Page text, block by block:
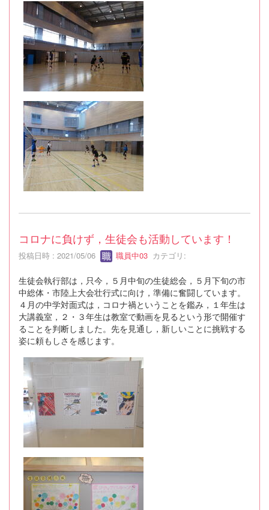
コロナに負けず，生徒会も活動しています！
投稿日時 : 2021/05/06 職員中03 カテゴリ:
生徒会執行部は，只今，５月中旬の生徒総会，５月下旬の市
中総体・市陸上大会壮行式に向け，準備に奮闘しています。
４月の中学対面式は，コロナ禍ということを鑑み，１年生は
大講義室，２・３年生は教室で動画を見るという形で開催す
ることを判断しました。先を見通し，新しいことに挑戦する
姿に頼もしさを感じます。